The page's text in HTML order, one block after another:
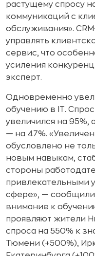
растущему спросу
коммуникаций с
обслуживания».
управлять
сервис, что
усиления
эксперт.
Одновременно
обучению в IT.
увеличился на 95%,
— на 47%.
обусловлено не
новым навыкам,
стороны
привлекательными
сфере», —
внимание к
проявляют жители
спроса на 550% к
Тюмени (+500%),